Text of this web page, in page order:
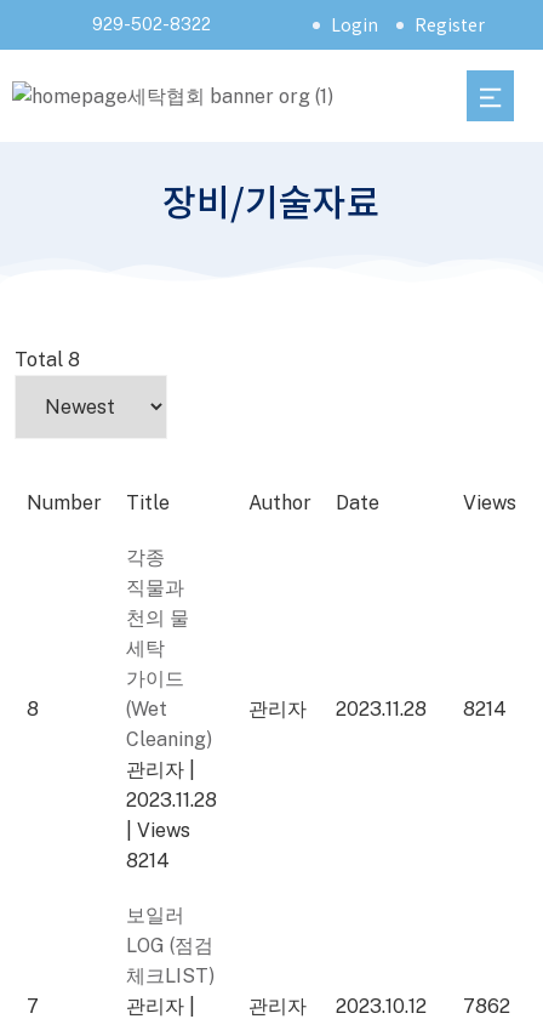
929-502-8322 Login Register
장비/기술자료
Total 8
Number Title Author Date Views
8
각종
직물과
천의 물
세탁
가이드
(Wet
Cleaning)
관리자
2023.11.28
Views
8214
관리자 2023.11.28 8214
7
보일러
LOG (점검
체크LIST)
관리자
관리자 2023.10.12 7862